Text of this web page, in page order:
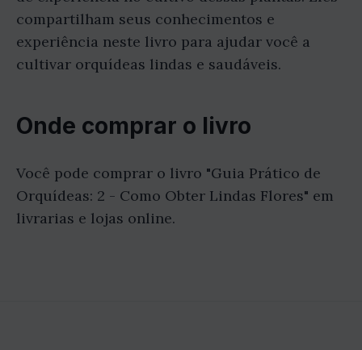
compartilham seus conhecimentos e
experiência neste livro para ajudar você a
cultivar orquídeas lindas e saudáveis.
Onde comprar o livro
Você pode comprar o livro "Guia Prático de
Orquídeas: 2 - Como Obter Lindas Flores" em
livrarias e lojas online.